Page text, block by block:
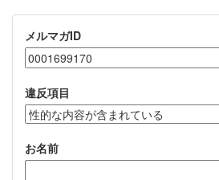
メルマガID
違反項目
お名前